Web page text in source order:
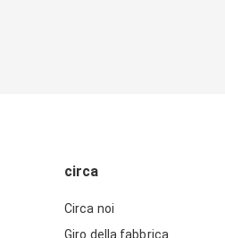
circa
Circa noi
Giro della fabbrica